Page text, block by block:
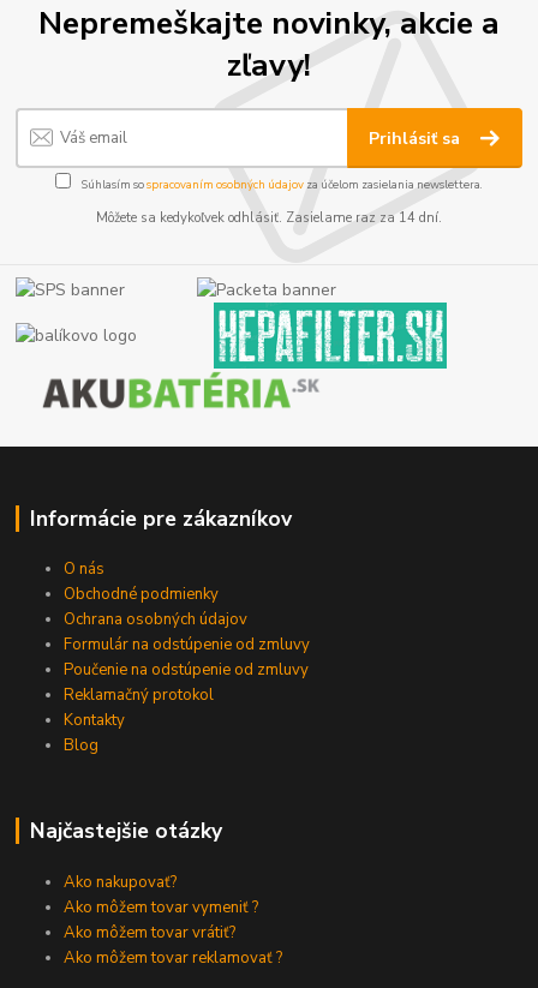
Nepremeškajte novinky, akcie a
zľavy!
Prihlásiť sa
Súhlasím sospracovaním osobných údajov za účelom zasielania newslettera.
Môžete sa kedykoľvek odhlásiť. Zasielame raz za 14 dní.
Informácie pre zákazníkov
O nás
Obchodné podmienky
Ochrana osobných údajov
Formulár na odstúpenie od zmluvy
Poučenie na odstúpenie od zmluvy
Reklamačný protokol
Kontakty
Blog
Najčastejšie otázky
Ako nakupovať?
Ako môžem tovar vymeniť ?
Ako môžem tovar vrátiť?
Ako môžem tovar reklamovať ?